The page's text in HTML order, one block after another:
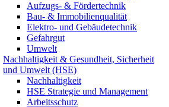
Aufzugs- & Fördertechnik
Bau- & Immobilienqualität
Elektro- und Gebäudetechnik
Gefahrgut
Umwelt
Nachhaltigkeit & Gesundheit, Sicherheit
und Umwelt (HSE)
Nachhaltigkeit
HSE Strategie und Management
Arbeitsschutz